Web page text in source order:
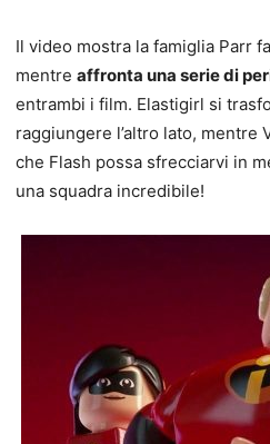
Il video mostra la famiglia Parr
mentre affronta una serie di
entrambi i film. Elastigirl si
raggiungere l’altro lato,
che Flash possa sfrecciarvi in
una squadra incredibile!